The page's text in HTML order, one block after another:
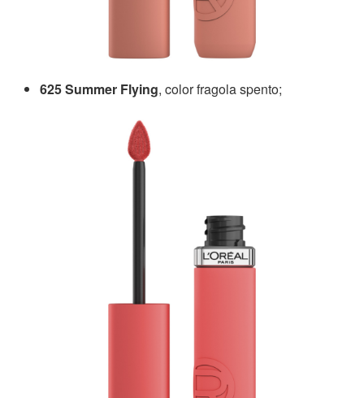
625 Summer Flying, color fragola spento;